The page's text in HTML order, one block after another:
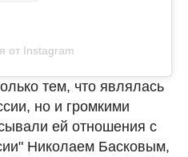
от Instagram
тем, что являлась
но и громкими
ей отношения с
Николаем Басковым,